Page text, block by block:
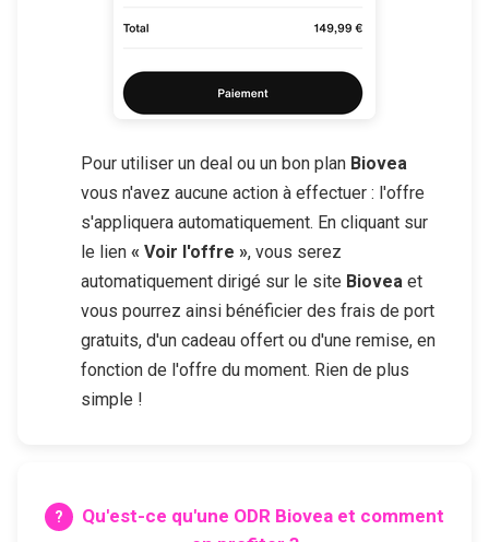
Pour utiliser un deal ou un bon plan Biovea
vous n'avez aucune action à effectuer : l'offre
s'appliquera automatiquement. En cliquant sur
le lien « Voir l'offre », vous serez
automatiquement dirigé sur le site Biovea et
vous pourrez ainsi bénéficier des frais de port
gratuits, d'un cadeau offert ou d'une remise, en
fonction de l'offre du moment. Rien de plus
simple !
Qu'est-ce qu'une ODR Biovea et comment